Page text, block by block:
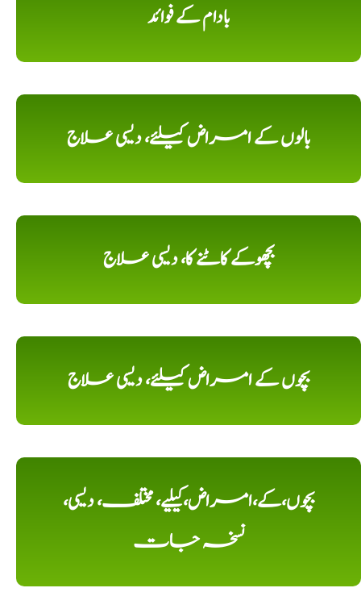
بادام کے فوائد
بالوں کے امراض کیلئے، دیسی علاج
بچھوکے کاٹنے کا، دیسی علاج
بچوں کے امراض کیلئے، دیسی علاج
بچوں،کے،امراض،کیلیے، مختلف، دیسی،
نسخہ جات